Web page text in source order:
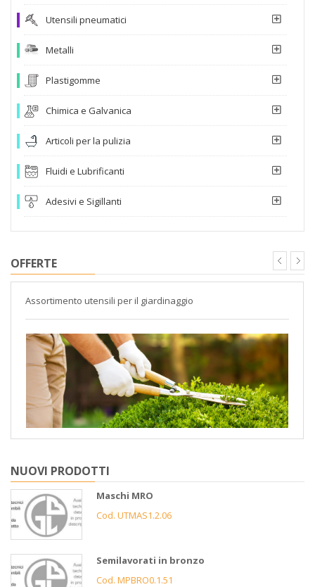
Utensili pneumatici
Metalli
Plastigomme
Chimica e Galvanica
Articoli per la pulizia
Fluidi e Lubrificanti
Adesivi e Sigillanti
OFFERTE
Assortimento utensili per il giardinaggio
NUOVI PRODOTTI
Maschi MRO
Cod. UTMAS1.2.06
Semilavorati in bronzo
Cod. MPBRO0.1.51